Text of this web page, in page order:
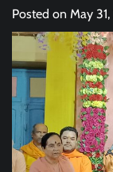
Posted on May